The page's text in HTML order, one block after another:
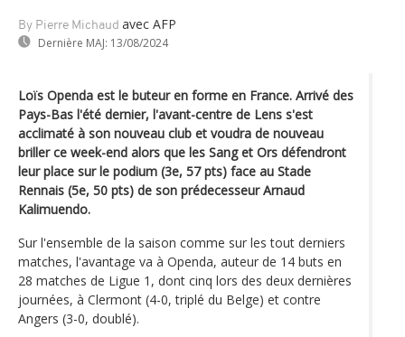
By Pierre Michaud avec AFP
Dernière MAJ: 13/08/2024
Loïs Openda est le buteur en forme en France. Arrivé des
Pays-Bas l'été dernier, l'avant-centre de Lens s'est
acclimaté à son nouveau club et voudra de nouveau
briller ce week-end alors que les Sang et Ors défendront
leur place sur le podium (3e, 57 pts) face au Stade
Rennais (5e, 50 pts) de son prédecesseur Arnaud
Kalimuendo.
Sur l'ensemble de la saison comme sur les tout derniers
matches, l'avantage va à Openda, auteur de 14 buts en
28 matches de Ligue 1, dont cinq lors des deux dernières
journées, à Clermont (4-0, triplé du Belge) et contre
Angers (3-0, doublé).